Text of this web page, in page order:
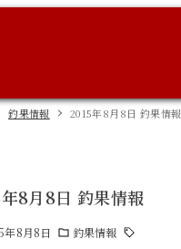
釣果情報 2015年8月8日 釣果情報
8月8日 釣果情報
年8月8日 釣果情報